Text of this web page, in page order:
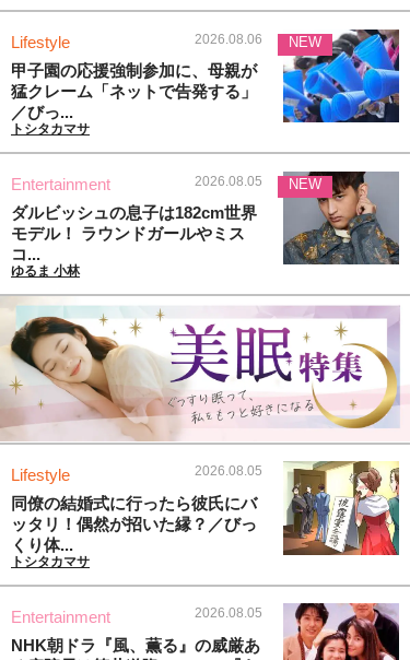
Lifestyle 2026.08.06
甲子園の応援強制参加に、母親が
猛クレーム「ネットで告発する」
／びっ...
トシタカマサ
NEW
Entertainment 2026.08.05
ダルビッシュの息子は182cm世界
モデル！ ラウンドガールやミス
コ...
ゆるま 小林
NEW
Lifestyle 2026.08.05
同僚の結婚式に行ったら彼氏にバ
ッタリ！偶然が招いた縁？／びっ
くり体...
トシタカマサ
Entertainment 2026.08.05
NHK朝ドラ『風、薫る』の威厳あ